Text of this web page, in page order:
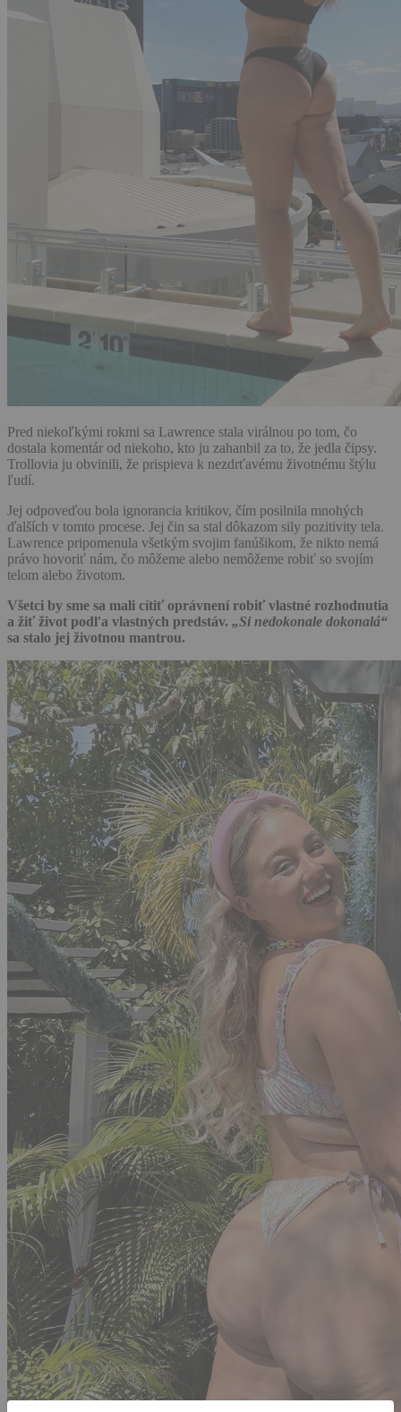
Pred niekoľkými rokmi sa Lawrence stala virálnou po tom, čo
dostala komentár od niekoho, kto ju zahanbil za to, že jedla čipsy.
Trollovia ju obvinili, že prispieva k nezdrťavému životnému štýlu
ľudí.
Jej odpoveďou bola ignorancia kritikov, čím posilnila mnohých
ďalších v tomto procese. Jej čin sa stal dôkazom sily pozitivity tela.
Lawrence pripomenula všetkým svojim fanúšikom, že nikto nemá
právo hovoriť nám, čo môžeme alebo nemôžeme robiť so svojím
telom alebo životom.
Všetci by sme sa mali cítiť oprávnení robiť vlastné rozhodnutia
a žiť život podľa vlastných predstáv. „Si nedokonale dokonalá“
sa stalo jej životnou mantrou.